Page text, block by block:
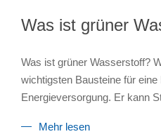
Was ist grüner
Was ist grüner Wasserstoff?
wichtigsten Bausteine für
Energieversorgung. Er kann
Mehr lesen